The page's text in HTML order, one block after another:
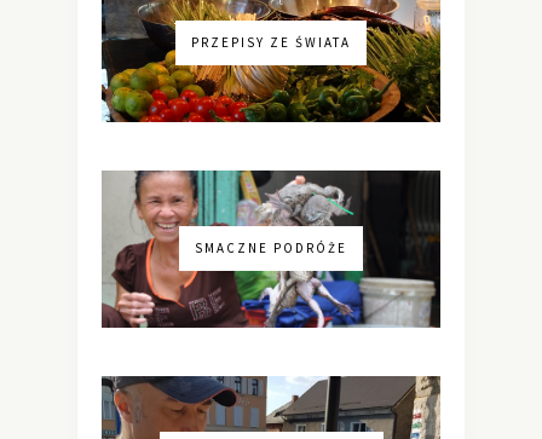
PRZEPISY ZE ŚWIATA
SMACZNE PODRÓŻE